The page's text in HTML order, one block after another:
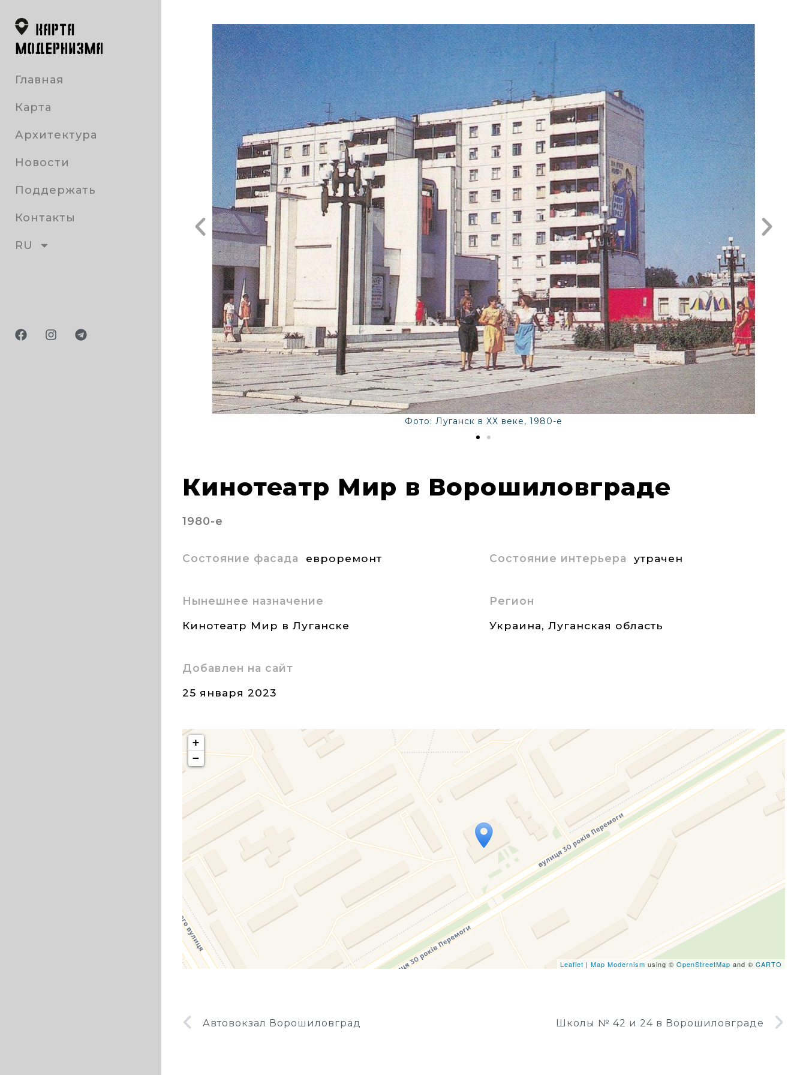
Главная
Карта
Архитектура
Новости
Поддержать
Контакты
RU
Фото: Луганск в ХХ веке, 1980-е
Кинотеатр Мир в Ворошиловграде
1980-е
Состояние фасада евроремонт Состояние интерьераутрачен
Нынешнее назначение
Кинотеатр Мир в Луганске
Регион
Украина,Луганская область
Добавлен на сайт
25 января 2023
Travelers' Map is loading...
If you see this after your page is loaded completely, leafletJS files are missing.
+
−
Leaflet | Map Modernism using © OpenStreetMap and © CARTO
Автовокзал Ворошиловград Школы № 42 и 24 в Ворошиловграде